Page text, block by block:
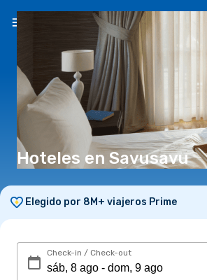
Hoteles en Savusavu
Elegido por 8M+ viajeros Prime
Check-in / Check-out